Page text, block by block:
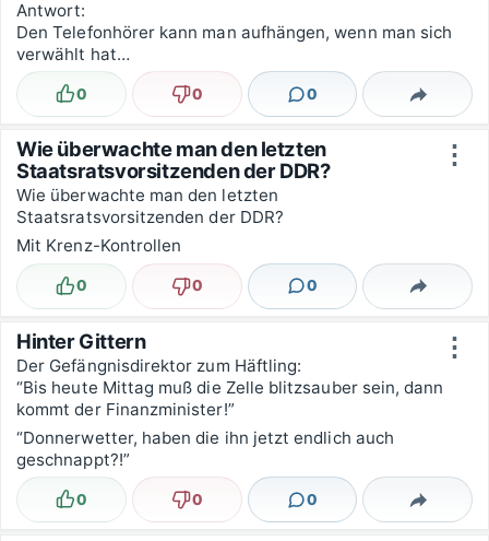
Antwort:
Den Telefonhörer kann man aufhängen, wenn man sich
verwählt hat…
Lustig
0 Nicht lustig
0 0
Kommentare Teilen
⋮
Wie überwachte man den letzten
Staatsratsvorsitzenden der DDR?
Wie überwachte man den letzten
Staatsratsvorsitzenden der DDR?
Mit Krenz-Kontrollen
Lustig
0 Nicht lustig
0 0
Kommentare Teilen
⋮
Hinter Gittern
Der Gefängnisdirektor zum Häftling:
“Bis heute Mittag muß die Zelle blitzsauber sein, dann
kommt der Finanzminister!”
“Donnerwetter, haben die ihn jetzt endlich auch
geschnappt?!”
Lustig
0 Nicht lustig
0 0
Kommentare Teilen